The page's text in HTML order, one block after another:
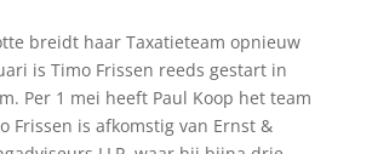
breidt haar Taxatieteam opnieuw
is Timo Frissen reeds gestart in
Per 1 mei heeft Paul Koop het team
Frissen is afkomstig van Ernst &